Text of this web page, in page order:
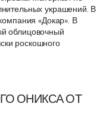
украшений. В
«Докар». В
облицовочный
роскошного
ОНИКСА ОТ